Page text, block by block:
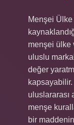
Menşei
menşei ülke
uluslu
değer
uluslararası
menşe
bir